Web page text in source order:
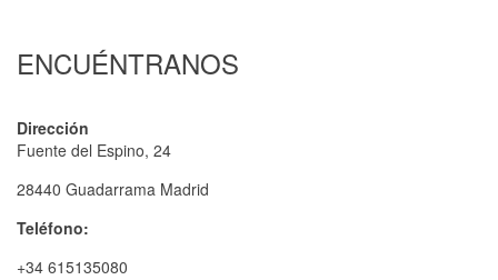
ENCUÉNTRANOS
Dirección
Fuente del Espino, 24
28440 Guadarrama Madrid
Teléfono:
+34 615135080